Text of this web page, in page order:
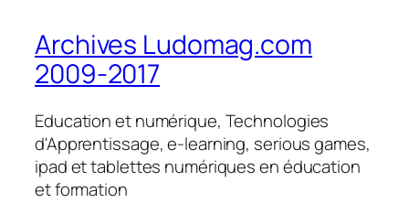
Archives Ludomag.com
2009-2017
Education et numérique, Technologies
d'Apprentissage, e-learning, serious games,
ipad et tablettes numériques en éducation
et formation